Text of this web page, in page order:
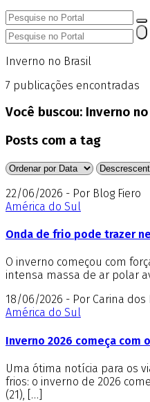
Inverno no Brasil
7 publicações encontradas
Você buscou: Inverno
Posts com a tag
22/06/2026 - Por Blog Fiero
América do Sul
Onda de frio pode trazer
O inverno começou com
intensa massa de ar polar
18/06/2026 - Por Carina dos
América do Sul
Inverno 2026 começa com
Uma ótima notícia para os
frios: o inverno de 2026
(21), […]